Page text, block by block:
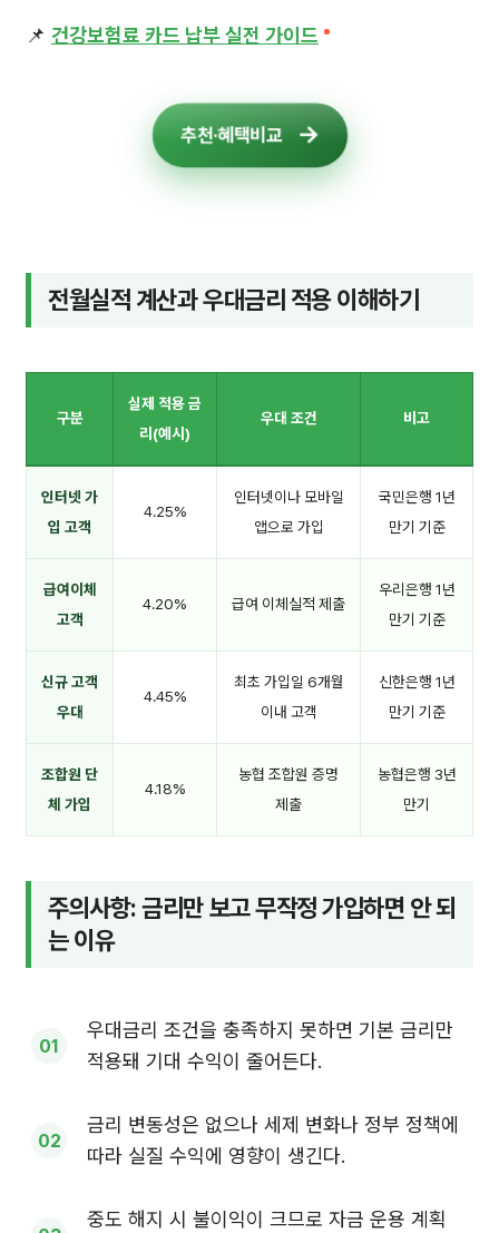
📌 건강보험료 카드 납부 실전 가이드
추천·혜택비교
전월실적 계산과 우대금리 적용 이해하기
구분
실제 적용 금
리(예시)
우대 조건 비고
인터넷 가
입 고객
4.25%
인터넷이나 모바일
앱으로 가입
국민은행 1년
만기 기준
급여이체
고객
4.20% 급여 이체실적 제출
우리은행 1년
만기 기준
신규 고객
우대
4.45%
최초 가입일 6개월
이내 고객
신한은행 1년
만기 기준
조합원 단
체 가입
4.18%
농협 조합원 증명
제출
농협은행 3년
만기
주의사항: 금리만 보고 무작정 가입하면 안 되
는 이유
우대금리 조건을 충족하지 못하면 기본 금리만
적용돼 기대 수익이 줄어든다.
금리 변동성은 없으나 세제 변화나 정부 정책에
따라 실질 수익에 영향이 생긴다.
중도 해지 시 불이익이 크므로 자금 운용 계획